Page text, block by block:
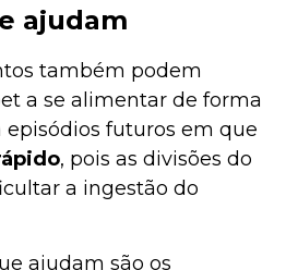
ajudam
também podem
a se alimentar de forma
episódios futuros em que
, pois as divisões do
a ingestão do
ajudam são os